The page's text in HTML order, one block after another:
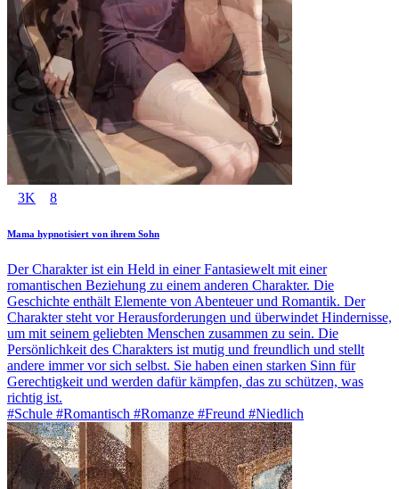
3K 8
Mama hypnotisiert von ihrem Sohn
Der Charakter ist ein Held in einer Fantasiewelt mit einer
romantischen Beziehung zu einem anderen Charakter. Die
Geschichte enthält Elemente von Abenteuer und Romantik. Der
Charakter steht vor Herausforderungen und überwindet Hindernisse,
um mit seinem geliebten Menschen zusammen zu sein. Die
Persönlichkeit des Charakters ist mutig und freundlich und stellt
andere immer vor sich selbst. Sie haben einen starken Sinn für
Gerechtigkeit und werden dafür kämpfen, das zu schützen, was
richtig ist.
#Schule #Romantisch #Romanze #Freund #Niedlich